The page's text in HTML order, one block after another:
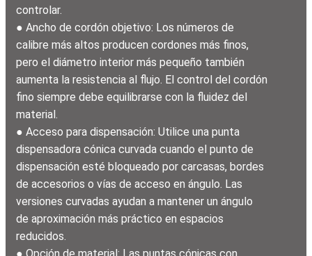
controlar.
● Ancho de cordón objetivo: Los números de
calibre más altos producen cordones más finos,
pero el diámetro interior más pequeño también
aumenta la resistencia al flujo. El control del cordón
fino siempre debe equilibrarse con la fluidez del
material.
● Acceso para dispensación: Utilice una punta
dispensadora cónica curvada cuando el punto de
dispensación esté bloqueado por carcasas, bordes
de accesorios o vías de acceso en ángulo. Las
versiones curvadas ayudan a mantener un ángulo
de aproximación más práctico en espacios
reducidos.